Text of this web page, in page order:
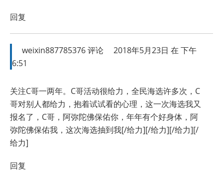
回复
weixin887785376评论
2018年5月23日 在 下午
6:51
关注C哥一两年。C哥活动很给力，全民海选许多次，C
哥对别人都给力，抱着试试看的心理，这一次海选我又
报名了，C哥，阿弥陀佛保佑你，年年有个好身体，阿
弥陀佛保佑我，这次海选抽到我[/给力][/给力][/给力][/
给力]
回复